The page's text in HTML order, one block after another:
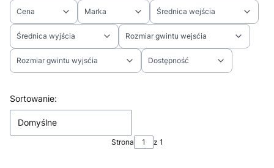
Cena Marka Średnica wejścia
Średnica wyjścia Rozmiar gwintu wejsćia
Rozmiar gwintu wyjsćia Dostępność
Lista produktów
Sortowanie:
Domyślne
Strona z 1